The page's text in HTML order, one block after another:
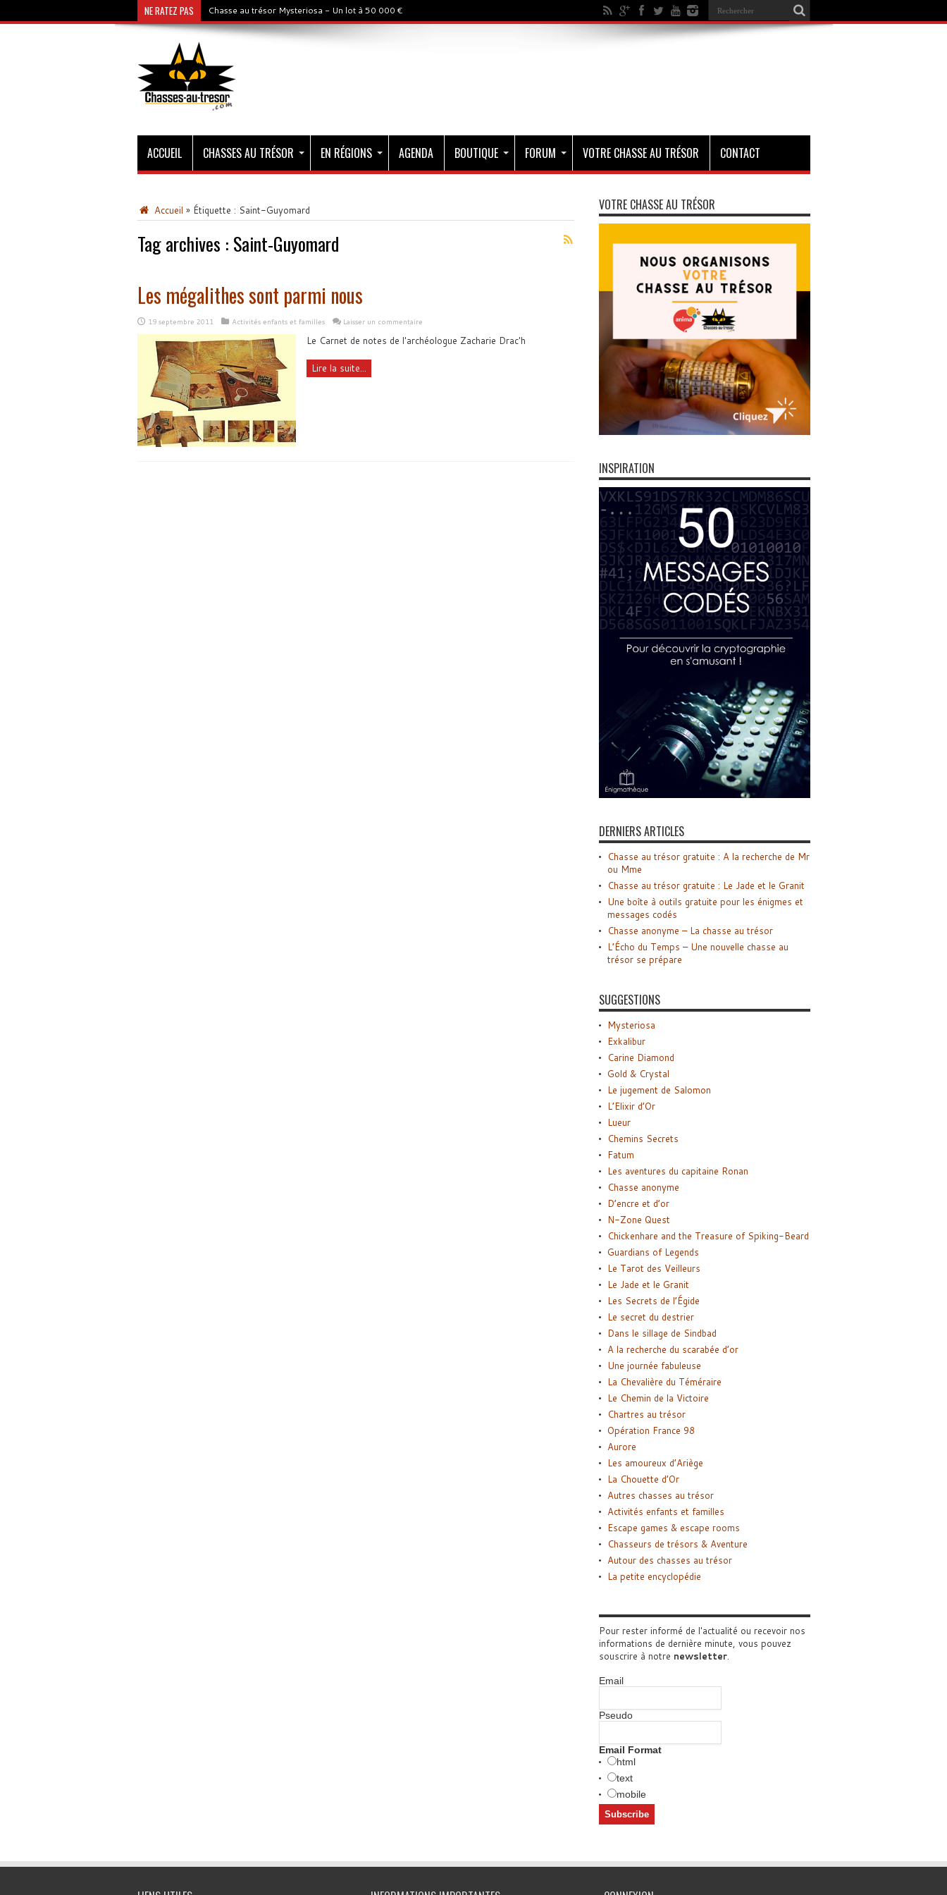
NE RATEZ PAS Chasse au trésor Mysteriosa - Un lot à 50 000 €
ACCUEIL CHASSES AU TRÉSOR EN RÉGIONS AGENDA BOUTIQUE FORUM VOTRE CHASSE AU TRÉSOR CONTACT
Accueil » Étiquette : Saint-Guyomard
Tag archives : Saint-Guyomard
Les mégalithes sont parmi nous
19 septembre 2011 Activités enfants et familles Laisser un commentaire
Le Carnet de notes de l'archéologue Zacharie Drac'h
Lire la suite...
VOTRE CHASSE AU TRÉSOR
INSPIRATION
DERNIERS ARTICLES
Chasse au trésor gratuite : A la recherche de Mr
ou Mme
Chasse au trésor gratuite : Le Jade et le Granit
Une boîte à outils gratuite pour les énigmes et
messages codés
Chasse anonyme – La chasse au trésor
L’Écho du Temps – Une nouvelle chasse au
trésor se prépare
SUGGESTIONS
Mysteriosa
Exkalibur
Carine Diamond
Gold & Crystal
Le jugement de Salomon
L’Elixir d’Or
Lueur
Chemins Secrets
Fatum
Les aventures du capitaine Ronan
Chasse anonyme
D’encre et d’or
N-Zone Quest
Chickenhare and the Treasure of Spiking-Beard
Guardians of Legends
Le Tarot des Veilleurs
Le Jade et le Granit
Les Secrets de l’Égide
Le secret du destrier
Dans le sillage de Sindbad
A la recherche du scarabée d’or
Une journée fabuleuse
La Chevalière du Téméraire
Le Chemin de la Victoire
Chartres au trésor
Opération France 98
Aurore
Les amoureux d’Ariège
La Chouette d’Or
Autres chasses au trésor
Activités enfants et familles
Escape games & escape rooms
Chasseurs de trésors & Aventure
Autour des chasses au trésor
La petite encyclopédie
Pour rester informé de l'actualité ou recevoir nos
informations de dernière minute, vous pouvez
souscrire à notre newsletter.
Email
Pseudo
Email Format
html
text
mobile